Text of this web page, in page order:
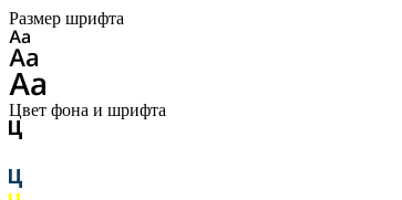
Размер шрифта
Цвет фона и шрифта